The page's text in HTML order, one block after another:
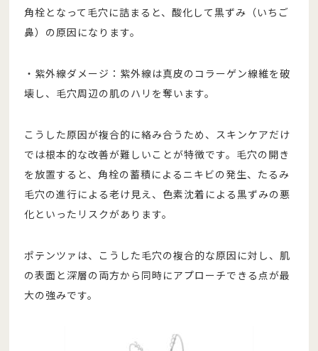
角栓となって毛穴に詰まると、酸化して黒ずみ（いちご
鼻）の原因になります。
・紫外線ダメージ：紫外線は真皮のコラーゲン線維を破
壊し、毛穴周辺の肌のハリを奪います。
こうした原因が複合的に絡み合うため、スキンケアだけ
では根本的な改善が難しいことが特徴です。毛穴の開き
を放置すると、角栓の蓄積によるニキビの発生、たるみ
毛穴の進行による老け見え、色素沈着による黒ずみの悪
化といったリスクがあります。
ポテンツァは、こうした毛穴の複合的な原因に対し、肌
の表面と深層の両方から同時にアプローチできる点が最
大の強みです。